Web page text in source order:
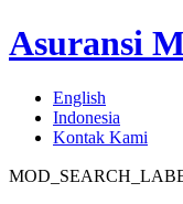
Asuransi
English
Indonesia
Kontak Kami